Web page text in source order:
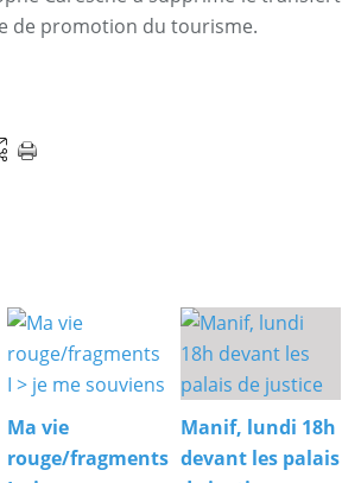
de promotion du tourisme.
Ma vie
rouge/fragments
Manif, lundi 18h
devant les palais